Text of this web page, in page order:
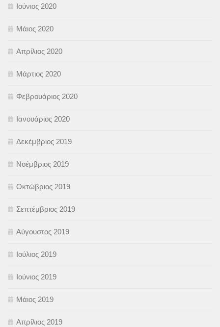
Ιούνιος 2020
Μάιος 2020
Απρίλιος 2020
Μάρτιος 2020
Φεβρουάριος 2020
Ιανουάριος 2020
Δεκέμβριος 2019
Νοέμβριος 2019
Οκτώβριος 2019
Σεπτέμβριος 2019
Αύγουστος 2019
Ιούλιος 2019
Ιούνιος 2019
Μάιος 2019
Απρίλιος 2019